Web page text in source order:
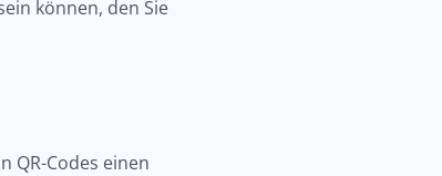
können, den Sie
QR-Codes einen